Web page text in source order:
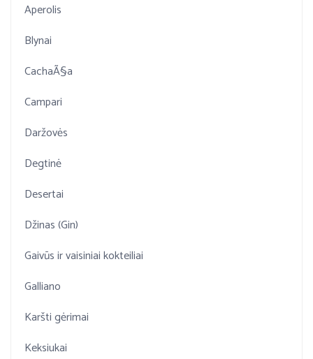
Aperolis
Blynai
CachaÃ§a
Campari
Daržovės
Degtinė
Desertai
Džinas (Gin)
Gaivūs ir vaisiniai kokteiliai
Galliano
Karšti gėrimai
Keksiukai